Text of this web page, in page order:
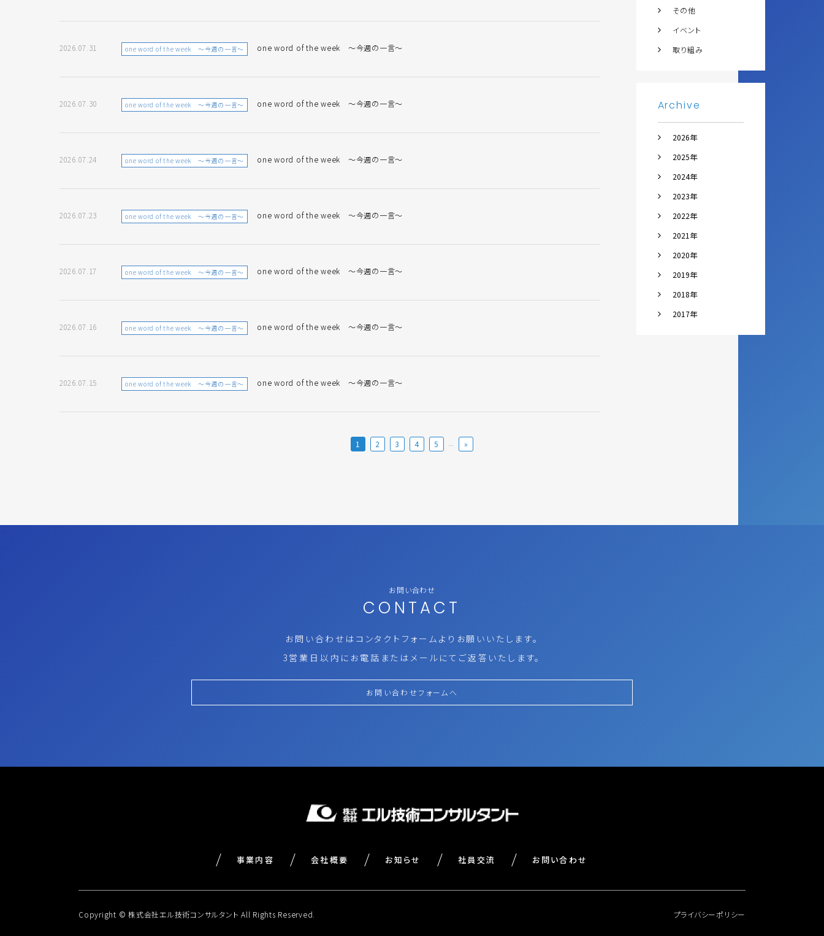
2026.07.31 one word of the week ～今週の一言～ one word of the week ～今週の一言～
2026.07.30 one word of the week ～今週の一言～ one word of the week ～今週の一言～
2026.07.24 one word of the week ～今週の一言～ one word of the week ～今週の一言～
2026.07.23 one word of the week ～今週の一言～ one word of the week ～今週の一言～
2026.07.17 one word of the week ～今週の一言～ one word of the week ～今週の一言～
2026.07.16 one word of the week ～今週の一言～ one word of the week ～今週の一言～
2026.07.15 one word of the week ～今週の一言～ one word of the week ～今週の一言～
その他
イベント
取り組み
Archive
2026年
2025年
2024年
2023年
2022年
2021年
2020年
2019年
2018年
2017年
1 2 3 4 5 »
お問い合わせ
CONTACT
お問い合わせはコンタクトフォームより お願いいたします。
3営業日以内にお電話またはメールにて ご返答いたします。
お問い合わせフォームへ
事業内容 会社概要 お知らせ 社員交流 お問い合わせ
Copyright © 株式会社エル技術コンサルタント All Rights Reserved. プライバシーポリシー